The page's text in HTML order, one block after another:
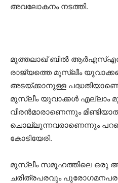
അവലോകനം നടത്തി.
മുത്തലാഖ് ബില്‍
രാജ്യത്തെ മുസ്ലീം
അടയ്ക്കാനുള്ള
മുസ്ലീം യുവാക്കള്‍ എല്ലാം
വീരന്‍മാരാണെന്നും
ചൊല്ലുന്നവരാണെന്നും
കോടിയേരി.
മുസ്ലീം സമൂഹത്തിലെ ഒരു
ചരിത്രപരവും